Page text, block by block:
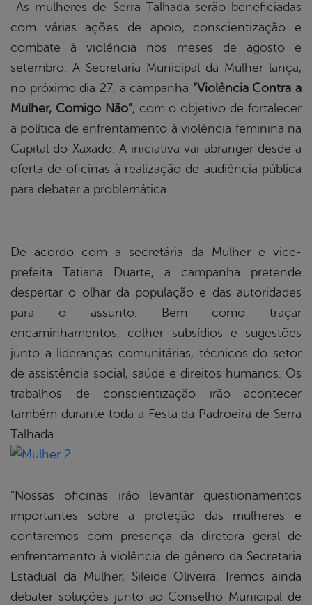
As mulheres de Serra Talhada serão beneficiadas
com várias ações de apoio, conscientização e
combate à violência nos meses de agosto e
setembro. A Secretaria Municipal da Mulher lança,
no próximo dia 27, a campanha “Violência Contra a
Mulher, Comigo Não”, com o objetivo de fortalecer
a política de enfrentamento à violência feminina na
Capital do Xaxado. A iniciativa vai abranger desde a
oferta de oficinas à realização de audiência pública
para debater a problemática.
De acordo com a secretária da Mulher e vice-
prefeita Tatiana Duarte, a campanha pretende
despertar o olhar da população e das autoridades
para o assunto. Bem como traçar
encaminhamentos, colher subsídios e sugestões
junto a lideranças comunitárias, técnicos do setor
de assistência social, saúde e direitos humanos. Os
trabalhos de conscientização irão acontecer
também durante toda a Festa da Padroeira de Serra
Talhada.
“Nossas oficinas irão levantar questionamentos
importantes sobre a proteção das mulheres e
contaremos com presença da diretora geral de
enfrentamento à violência de gênero da Secretaria
Estadual da Mulher, Sileide Oliveira. Iremos ainda
debater soluções junto ao Conselho Municipal de